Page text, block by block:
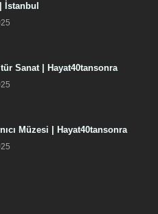
İstanbul
Sanat | Hayat40tansonra
Müzesi | Hayat40tansonra